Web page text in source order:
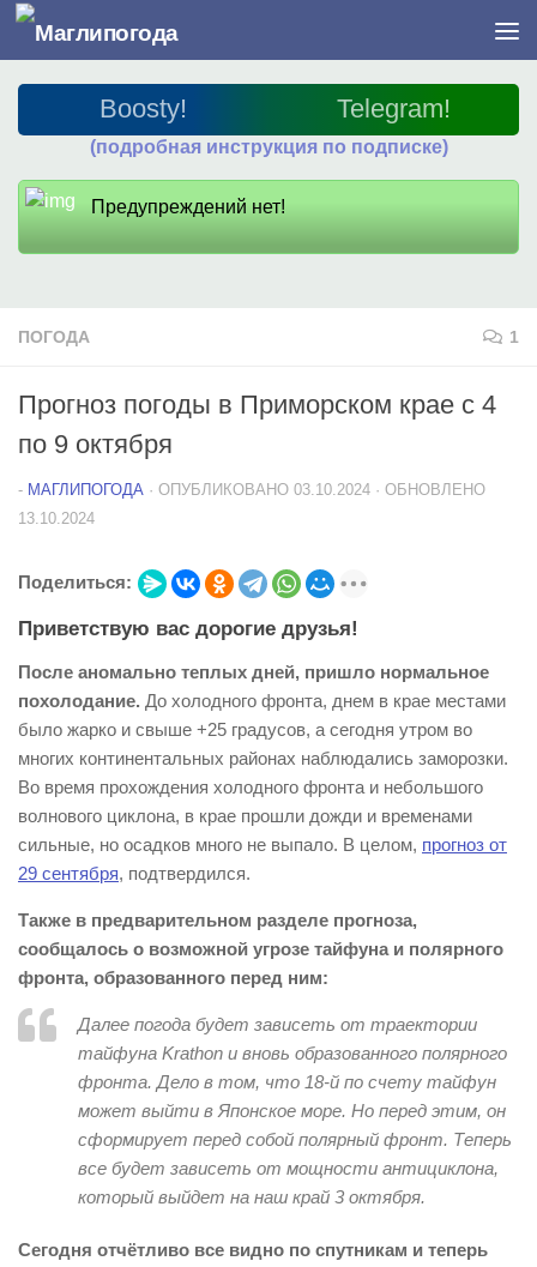
Перейти к содержимому
Boosty! Telegram!
(подробная инструкция по подписке)
Предупреждений нет!
ПОГОДА 1
Прогноз погоды в Приморском крае с 4
по 9 октября
- МАГЛИПОГОДА · ОПУБЛИКОВАНО 03.10.2024 · ОБНОВЛЕНО
13.10.2024
Поделиться:
Приветствую вас дорогие друзья!
После аномально теплых дней, пришло нормальное
похолодание. До холодного фронта, днем в крае местами
было жарко и свыше +25 градусов, а сегодня утром во
многих континентальных районах наблюдались заморозки.
Во время прохождения холодного фронта и небольшого
волнового циклона, в крае прошли дожди и временами
сильные, но осадков много не выпало. В целом, прогноз от
29 сентября, подтвердился.
Также в предварительном разделе прогноза,
сообщалось о возможной угрозе тайфуна и полярного
фронта, образованного перед ним:
Далее погода будет зависеть от траектории
тайфуна Krathon и вновь образованного полярного
фронта. Дело в том, что 18-й по счету тайфун
может выйти в Японское море. Но перед этим, он
сформирует перед собой полярный фронт. Теперь
все будет зависеть от мощности антициклона,
который выйдет на наш край 3 октября.
Сегодня отчётливо все видно по спутникам и теперь